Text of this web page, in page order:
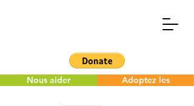
Nous aider Adoptez les